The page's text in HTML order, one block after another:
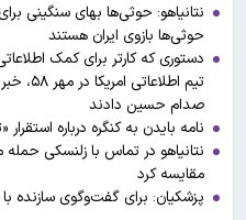
نتانیاهو: حوثی‌ها بهای سنگینی
حوثی‌ها بازوی ایران هستند
دستوری که کارتر برای کمک
تیم
صدام حسین دادند
نامه بایدن به کنگره درباره استقرار
نتانیاهو در تماس با زلنسکی
مقایسه کرد
پزشکیان: برای گفت‌وگوی سازنده